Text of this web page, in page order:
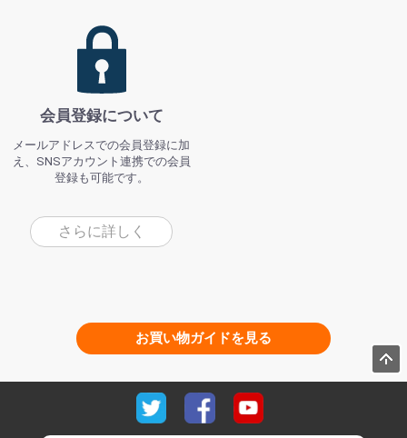
会員登録について
メールアドレスでの会員登録に加
え、SNSアカウント連携での会員
登録も可能です。
さらに詳しく
お買い物ガイドを見る